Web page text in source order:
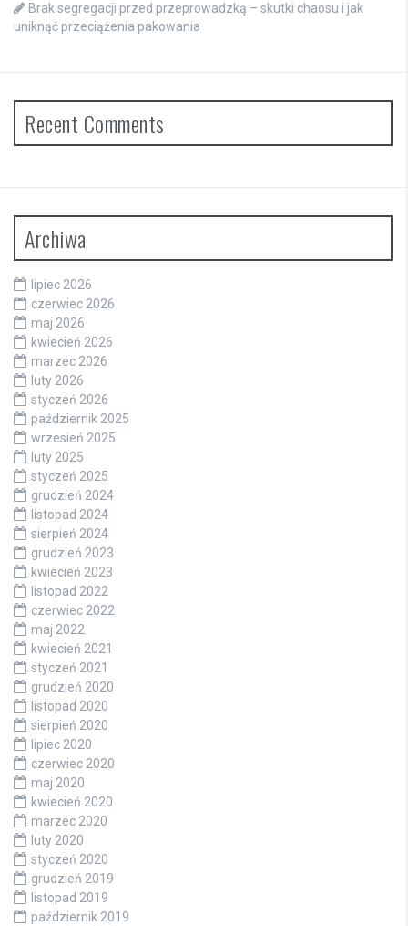
Brak segregacji przed przeprowadzką – skutki chaosu i jak
uniknąć przeciążenia pakowania
Recent Comments
Archiwa
lipiec 2026
czerwiec 2026
maj 2026
kwiecień 2026
marzec 2026
luty 2026
styczeń 2026
październik 2025
wrzesień 2025
luty 2025
styczeń 2025
grudzień 2024
listopad 2024
sierpień 2024
grudzień 2023
kwiecień 2023
listopad 2022
czerwiec 2022
maj 2022
kwiecień 2021
styczeń 2021
grudzień 2020
listopad 2020
sierpień 2020
lipiec 2020
czerwiec 2020
maj 2020
kwiecień 2020
marzec 2020
luty 2020
styczeń 2020
grudzień 2019
listopad 2019
październik 2019